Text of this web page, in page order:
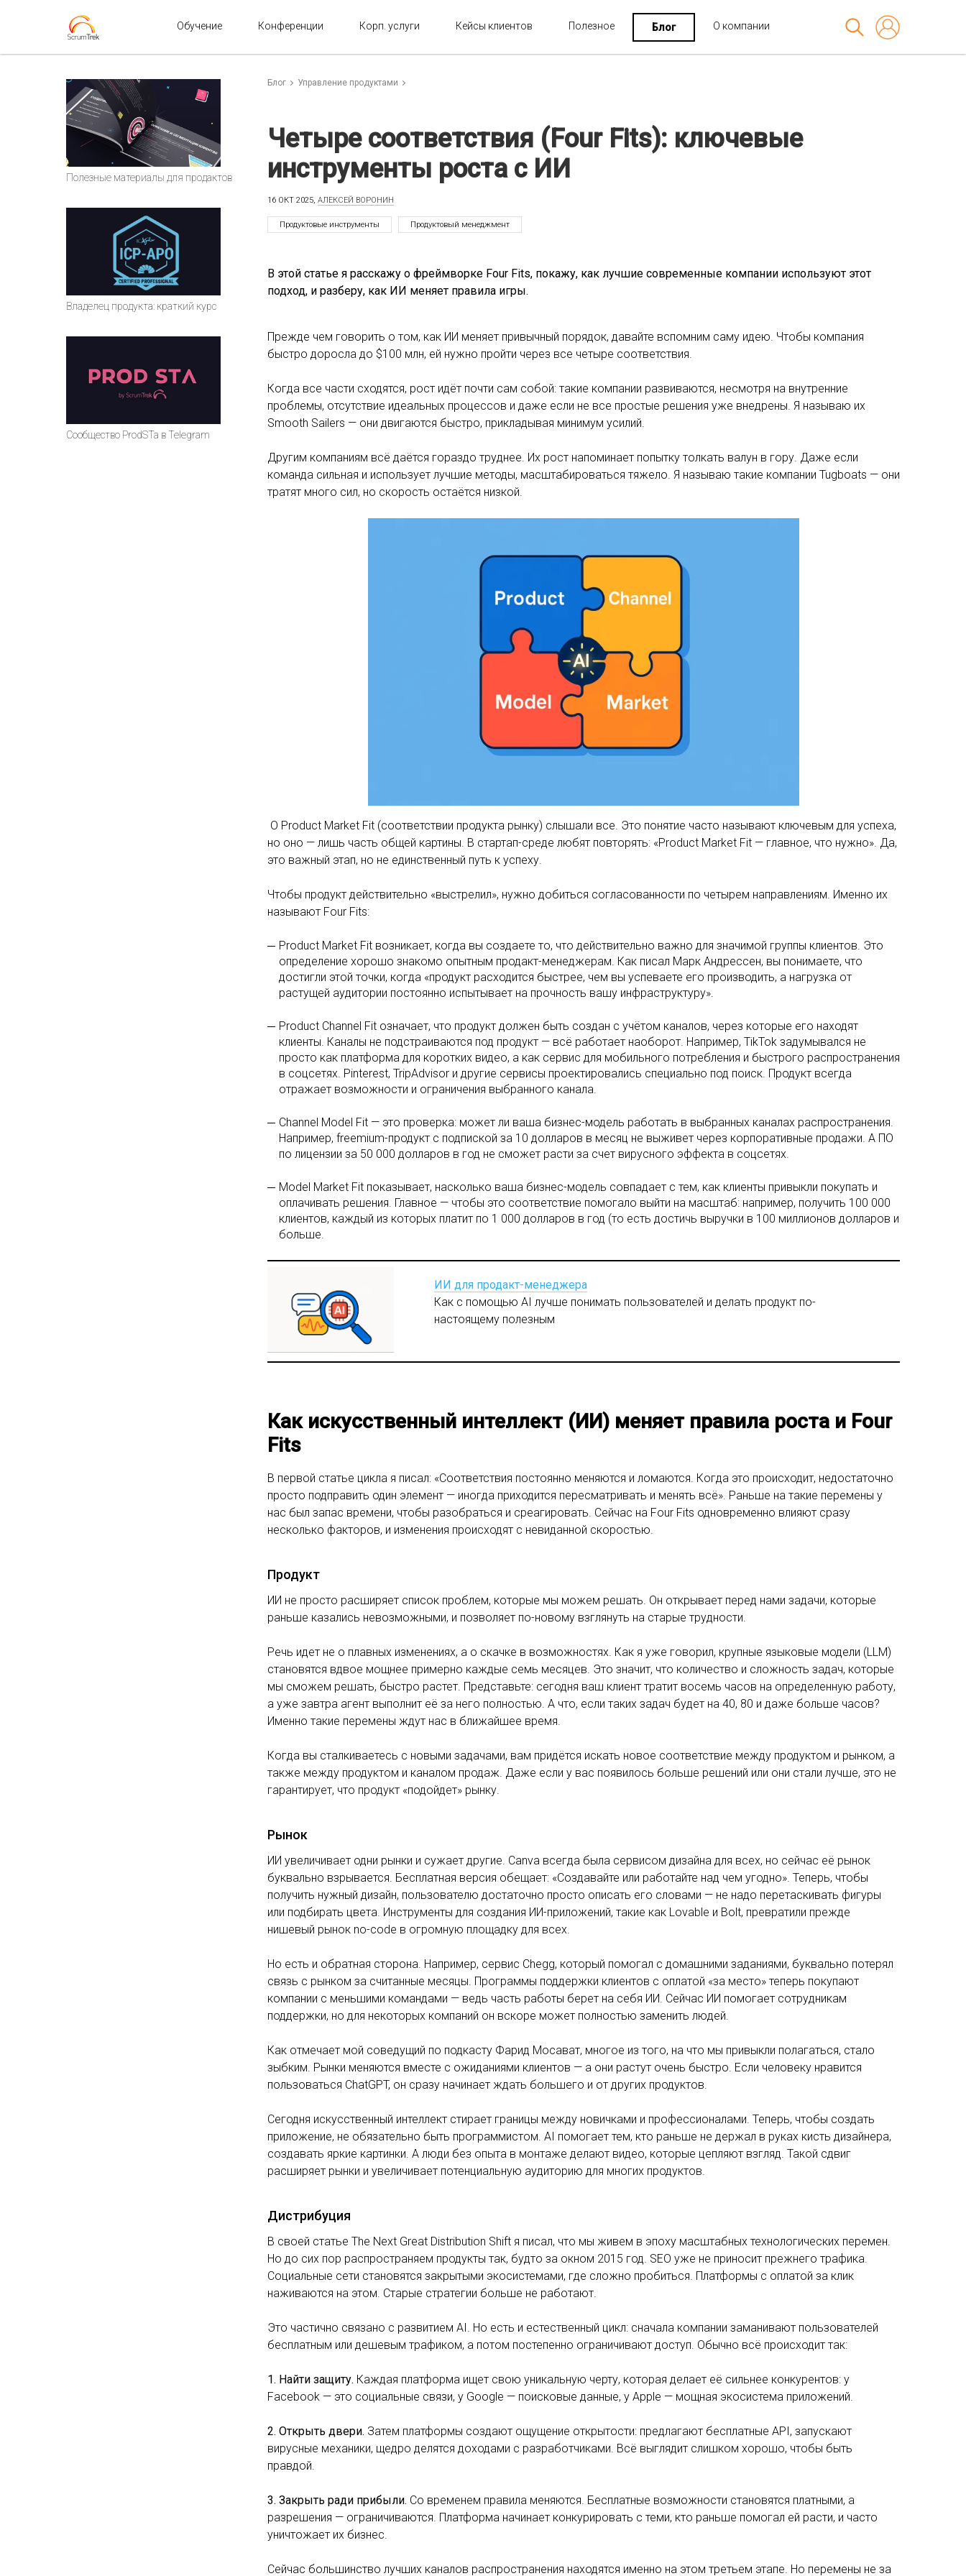
Обучение Конференции Корп. услуги Кейсы клиентов Полезное Блог О компании
Полезные материалы для продактов
Владелец продукта: краткий курс
Сообщество ProdSTa в Telegram
Блог Управление продуктами
Четыре соответствия (Four Fits): ключевые
инструменты роста с ИИ
16 ОКТ 2025, АЛЕКСЕЙ ВОРОНИН
Продуктовые инструменты Продуктовый менеджмент
В этой статье я расскажу о фреймворке Four Fits, покажу, как лучшие современные компании используют этот
подход, и разберу, как ИИ меняет правила игры.
Прежде чем говорить о том, как ИИ меняет привычный порядок, давайте вспомним саму идею. Чтобы компания
быстро доросла до $100 млн, ей нужно пройти через все четыре соответствия.
Когда все части сходятся, рост идёт почти сам собой: такие компании развиваются, несмотря на внутренние
проблемы, отсутствие идеальных процессов и даже если не все простые решения уже внедрены. Я называю их
Smooth Sailers — они двигаются быстро, прикладывая минимум усилий.
Другим компаниям всё даётся гораздо труднее. Их рост напоминает попытку толкать валун в гору. Даже если
команда сильная и использует лучшие методы, масштабироваться тяжело. Я называю такие компании Tugboats — они
тратят много сил, но скорость остаётся низкой.
О Product Market Fit (соответствии продукта рынку) слышали все. Это понятие часто называют ключевым для успеха,
но оно — лишь часть общей картины. В стартап-среде любят повторять: «Product Market Fit — главное, что нужно». Да,
это важный этап, но не единственный путь к успеху.
Чтобы продукт действительно «выстрелил», нужно добиться согласованности по четырем направлениям. Именно их
называют Four Fits:
Product Market Fit возникает, когда вы создаете то, что действительно важно для значимой группы клиентов. Это
определение хорошо знакомо опытным продакт-менеджерам. Как писал Марк Андрессен, вы понимаете, что
достигли этой точки, когда «продукт расходится быстрее, чем вы успеваете его производить, а нагрузка от
растущей аудитории постоянно испытывает на прочность вашу инфраструктуру».
Product Channel Fit означает, что продукт должен быть создан с учётом каналов, через которые его находят
клиенты. Каналы не подстраиваются под продукт — всё работает наоборот. Например, TikTok задумывался не
просто как платформа для коротких видео, а как сервис для мобильного потребления и быстрого распространения
в соцсетях. Pinterest, TripAdvisor и другие сервисы проектировались специально под поиск. Продукт всегда
отражает возможности и ограничения выбранного канала.
Channel Model Fit — это проверка: может ли ваша бизнес-модель работать в выбранных каналах распространения.
Например, freemium-продукт с подпиской за 10 долларов в месяц не выживет через корпоративные продажи. А ПО
по лицензии за 50 000 долларов в год не сможет расти за счет вирусного эффекта в соцсетях.
Model Market Fit показывает, насколько ваша бизнес-модель совпадает с тем, как клиенты привыкли покупать и
оплачивать решения. Главное — чтобы это соответствие помогало выйти на масштаб: например, получить 100 000
клиентов, каждый из которых платит по 1 000 долларов в год (то есть достичь выручки в 100 миллионов долларов и
больше.
ИИ для продакт-менеджера
Как с помощью AI лучше понимать пользователей и делать продукт по-
настоящему полезным
Как искусственный интеллект (ИИ) меняет правила роста и Four
Fits
В первой статье цикла я писал: «Соответствия постоянно меняются и ломаются. Когда это происходит, недостаточно
просто подправить один элемент — иногда приходится пересматривать и менять всё». Раньше на такие перемены у
нас был запас времени, чтобы разобраться и среагировать. Сейчас на Four Fits одновременно влияют сразу
несколько факторов, и изменения происходят с невиданной скоростью.
Продукт
ИИ не просто расширяет список проблем, которые мы можем решать. Он открывает перед нами задачи, которые
раньше казались невозможными, и позволяет по-новому взглянуть на старые трудности.
Речь идет не о плавных изменениях, а о скачке в возможностях. Как я уже говорил, крупные языковые модели (LLM)
становятся вдвое мощнее примерно каждые семь месяцев. Это значит, что количество и сложность задач, которые
мы сможем решать, быстро растет. Представьте: сегодня ваш клиент тратит восемь часов на определенную работу,
а уже завтра агент выполнит её за него полностью. А что, если таких задач будет на 40, 80 и даже больше часов?
Именно такие перемены ждут нас в ближайшее время.
Когда вы сталкиваетесь с новыми задачами, вам придётся искать новое соответствие между продуктом и рынком, а
также между продуктом и каналом продаж. Даже если у вас появилось больше решений или они стали лучше, это не
гарантирует, что продукт «подойдет» рынку.
Рынок
ИИ увеличивает одни рынки и сужает другие. Canva всегда была сервисом дизайна для всех, но сейчас её рынок
буквально взрывается. Бесплатная версия обещает: «Создавайте или работайте над чем угодно». Теперь, чтобы
получить нужный дизайн, пользователю достаточно просто описать его словами — не надо перетаскивать фигуры
или подбирать цвета. Инструменты для создания ИИ-приложений, такие как Lovable и Bolt, превратили прежде
нишевый рынок no-code в огромную площадку для всех.
Но есть и обратная сторона. Например, сервис Chegg, который помогал с домашними заданиями, буквально потерял
связь с рынком за считанные месяцы. Программы поддержки клиентов с оплатой «за место» теперь покупают
компании с меньшими командами — ведь часть работы берет на себя ИИ. Сейчас ИИ помогает сотрудникам
поддержки, но для некоторых компаний он вскоре может полностью заменить людей.
Как отмечает мой соведущий по подкасту Фарид Мосават, многое из того, на что мы привыкли полагаться, стало
зыбким. Рынки меняются вместе с ожиданиями клиентов — а они растут очень быстро. Если человеку нравится
пользоваться ChatGPT, он сразу начинает ждать большего и от других продуктов.
Сегодня искусственный интеллект стирает границы между новичками и профессионалами. Теперь, чтобы создать
приложение, не обязательно быть программистом. AI помогает тем, кто раньше не держал в руках кисть дизайнера,
создавать яркие картинки. А люди без опыта в монтаже делают видео, которые цепляют взгляд. Такой сдвиг
расширяет рынки и увеличивает потенциальную аудиторию для многих продуктов.
Дистрибуция
В своей статье The Next Great Distribution Shift я писал, что мы живем в эпоху масштабных технологических перемен.
Но до сих пор распространяем продукты так, будто за окном 2015 год. SEO уже не приносит прежнего трафика.
Социальные сети становятся закрытыми экосистемами, где сложно пробиться. Платформы с оплатой за клик
наживаются на этом. Старые стратегии больше не работают.
Это частично связано с развитием AI. Но есть и естественный цикл: сначала компании заманивают пользователей
бесплатным или дешевым трафиком, а потом постепенно ограничивают доступ. Обычно всё происходит так:
1. Найти защиту. Каждая платформа ищет свою уникальную черту, которая делает её сильнее конкурентов: у
Facebook — это социальные связи, у Google — поисковые данные, у Apple — мощная экосистема приложений.
2. Открыть двери. Затем платформы создают ощущение открытости: предлагают бесплатные API, запускают
вирусные механики, щедро делятся доходами с разработчиками. Всё выглядит слишком хорошо, чтобы быть
правдой.
3. Закрыть ради прибыли. Со временем правила меняются. Бесплатные возможности становятся платными, а
разрешения — ограничиваются. Платформа начинает конкурировать с теми, кто раньше помогал ей расти, и часто
уничтожает их бизнес.
Сейчас большинство лучших каналов распространения находятся именно на этом третьем этапе. Но перемены не за